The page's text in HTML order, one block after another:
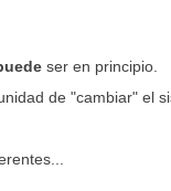
ser en principio.
de "cambiar" el